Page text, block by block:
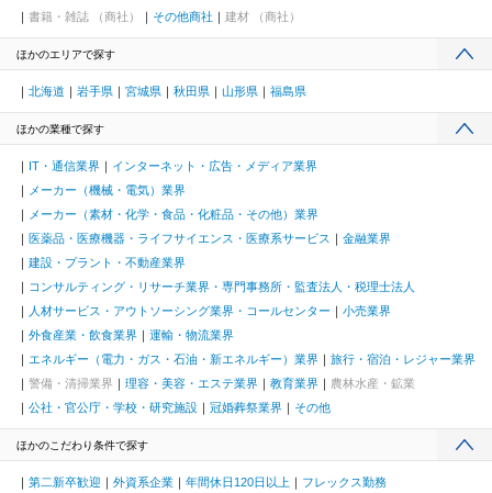
書籍・雑誌 （商社）
その他商社 建材 （商社）
ほかのエリアで探す
北海道 岩手県 宮城県 秋田県 山形県 福島県
ほかの業種で探す
IT・通信業界
インターネット・広告・メディア業界
メーカー（機械・電気）業界
メーカー（素材・化学・食品・化粧品・その他）業界
医薬品・医療機器・ライフサイエンス・医療系サービス
金融業界
建設・プラント・不動産業界
コンサルティング・リサーチ業界・専門事務所・監査法人・税理士法人
人材サービス・アウトソーシング業界・コールセンター
小売業界
外食産業・飲食業界
運輸・物流業界
エネルギー（電力・ガス・石油・新エネルギー）業界
旅行・宿泊・レジャー業界
警備・清掃業界
理容・美容・エステ業界 教育業界
農林水産・鉱業
公社・官公庁・学校・研究施設
冠婚葬祭業界 その他
ほかのこだわり条件で探す
第二新卒歓迎 外資系企業 年間休日120日以上
フレックス勤務